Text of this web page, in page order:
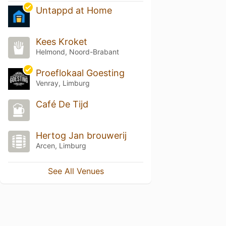
Untappd at Home
Kees Kroket
Helmond, Noord-Brabant
Proeflokaal Goesting
Venray, Limburg
Café De Tijd
Hertog Jan brouwerij
Arcen, Limburg
See All Venues